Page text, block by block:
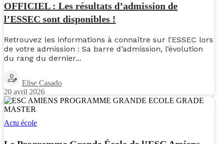
OFFICIEL : Les résultats d’admission de
l’ESSEC sont disponibles !
Retrouvez les informations à connaître sur l’ESSEC lors
de votre admission : Sa barre d’admission, l’évolution
du rang du dernier...
Elise Casado
20 avril 2026
Actu école